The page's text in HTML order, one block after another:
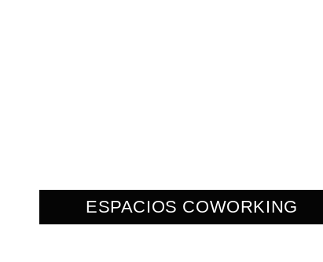
ESPACIOS COWORKING